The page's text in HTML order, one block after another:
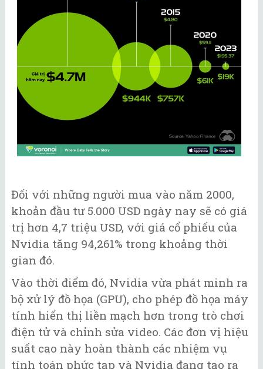
Đối với những người mua vào năm 2000,
khoản đầu tư 5.000 USD ngày nay sẽ có giá
trị hơn 4,7 triệu USD, với giá cổ phiếu của
Nvidia tăng 94,261% trong khoảng thời
gian đó.
Vào thời điểm đó, Nvidia vừa phát minh ra
bộ xử lý đồ họa (GPU), cho phép đồ họa máy
tính hiển thị liền mạch hơn trong trò chơi
điện tử và chỉnh sửa video. Các đơn vị hiệu
suất cao này hoàn thành các nhiệm vụ
tính toán phức tạp và Nvidia đang tạo ra